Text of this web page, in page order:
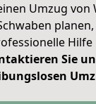
Umzug
Hilfe
Sie